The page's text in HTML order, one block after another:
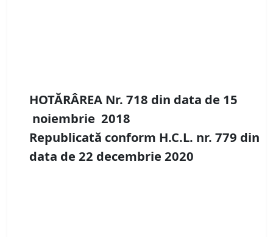
HOTĂRÂREA Nr. 718 din data de 15
noiembrie 2018
Republicată conform H.C.L. nr. 779 din
data de 22 decembrie 2020